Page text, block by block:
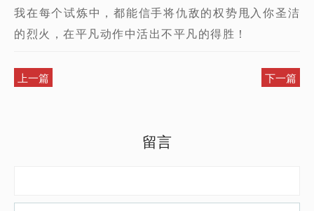
我在每个试炼中，都能信手将仇敌的权势甩入你圣洁
的烈火，在平凡动作中活出不平凡的得胜！
上一篇 下一篇
留言